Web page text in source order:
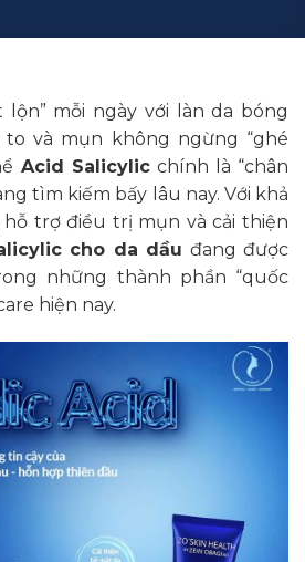
lộn” mỗi ngày với làn da bóng
to và mụn không ngừng “ghé
Acid Salicylicchính là “chân
tìm kiếm bấy lâu nay. Với khả
hỗ trợ điều trị mụn và cải thiện
cho da dầu đang được
những thành phần “quốc
hiện nay.